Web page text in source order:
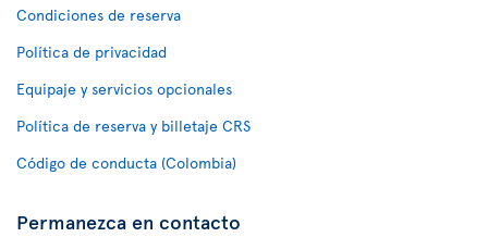
Condiciones de reserva
Política de privacidad
Equipaje y servicios opcionales
Política de reserva y billetaje CRS
Código de conducta (Colombia)
Permanezca en contacto